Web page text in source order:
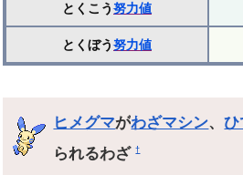
とくこう努力値
とくぼう努力値
ヒメグマがわざマシン、ひ
られるわざ†